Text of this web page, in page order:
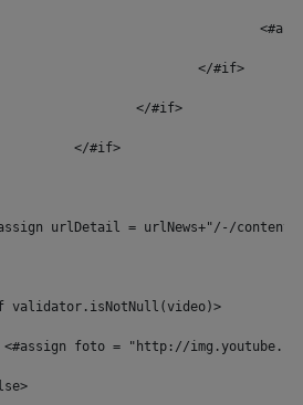
						</#if>
					</#if>
				</#if>
urlDetail = urlNews+"/-/
validator.isNotNull(video)>
<#assign foto = "http://